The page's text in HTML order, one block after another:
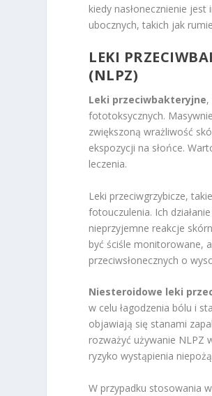
kiedy nasłonecznienie
ubocznych, takich jak
LEKI
(NLPZ)
Leki przeciwbakteryjne,
fototoksycznych.
zwiększoną wrażliwość
ekspozycji na słońce.
leczenia.
Leki przeciwgrzybicze,
fotouczulenia. Ich
nieprzyjemne reakcje
być ściśle monitorowane,
przeciwsłonecznych o
Niesteroidowe leki
w celu łagodzenia bólu i
objawiają się stanami
rozważyć używanie NLPZ
ryzyko wystąpienia
W przypadku stosowania